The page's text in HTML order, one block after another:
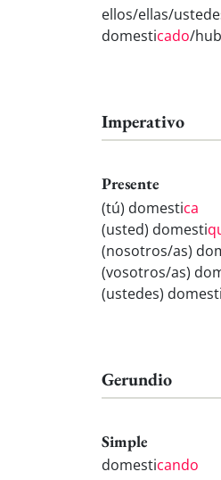
ellos/ellas/
domesticado/
Imperativo
Presente
(tú) domestica
(usted) domesti
(nosotros/as)
(vosotros/as)
(ustedes) domesti
Gerundio
Simple
domesticando